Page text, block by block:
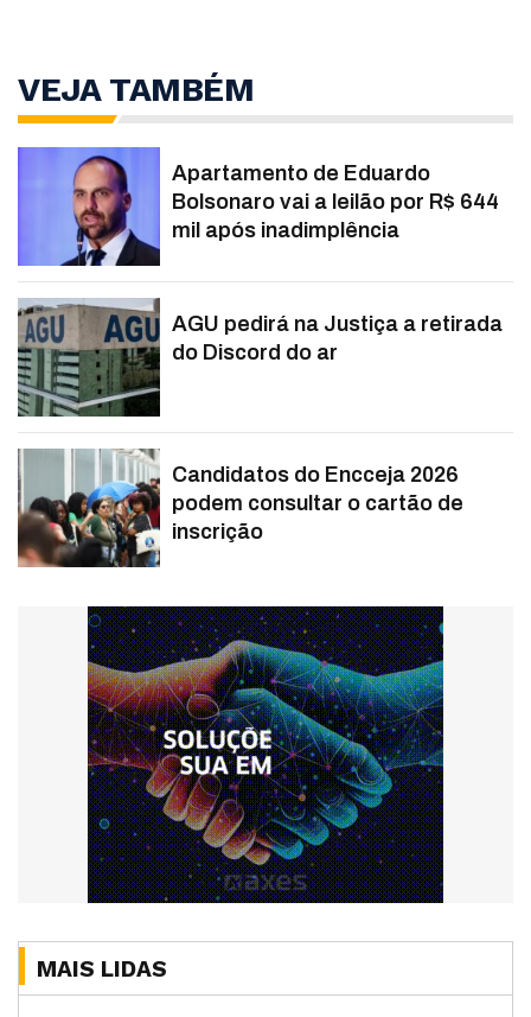
VEJA TAMBÉM
Apartamento de Eduardo
Bolsonaro vai a leilão por R$ 644
mil após inadimplência
AGU pedirá na Justiça a retirada
do Discord do ar
Candidatos do Encceja 2026
podem consultar o cartão de
inscrição
MAIS LIDAS